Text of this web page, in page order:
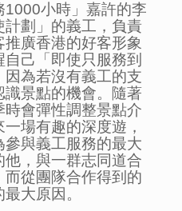
1000小時」嘉許的李
劃」的義工，負責
廣香港的好客形象
己「即使只服務到
為若沒有義工的支
景點的機會。隨著
會彈性調整景點介
場有趣的深度遊，
與義工服務的最大
，與一群志同道合
從團隊合作得到的
大原因。